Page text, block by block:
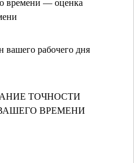
вашего рабочего дня
ТОЧНОСТИ
ВРЕМЕНИ